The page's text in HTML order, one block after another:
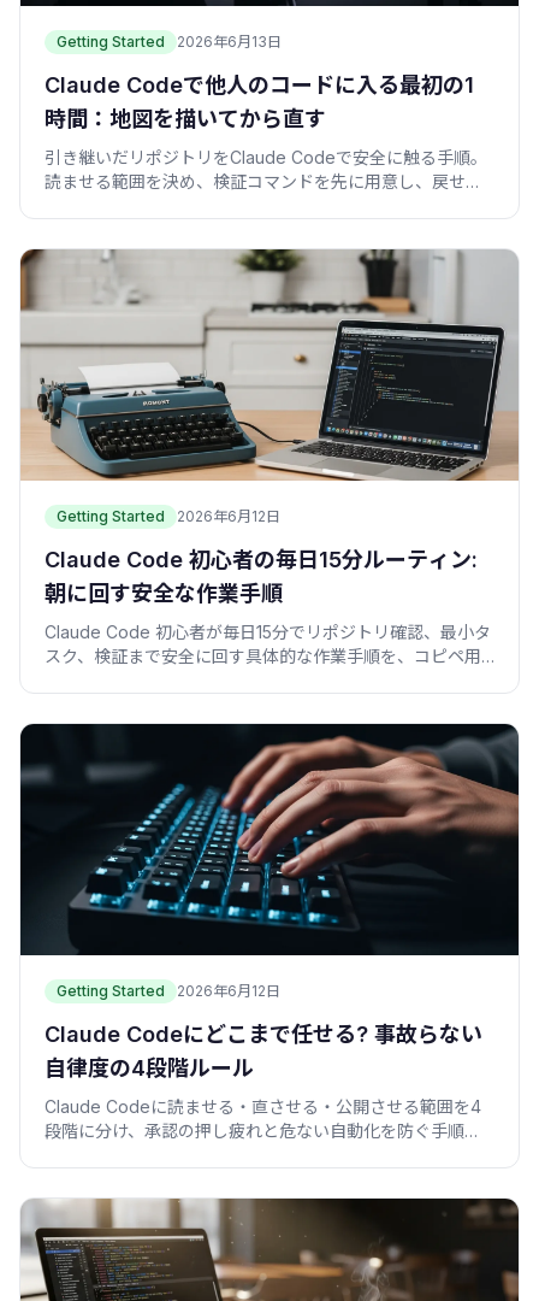
Getting Started 2026年6月13日
Claude Codeで他人のコードに入る最初の1
時間：地図を描いてから直す
引き継いだリポジトリをClaude Codeで安全に触る手順。
読ませる範囲を決め、検証コマンドを先に用意し、戻せる
Getting Started 2026年6月12日
Claude Code 初心者の毎日15分ルーティン:
朝に回す安全な作業手順
Claude Code 初心者が毎日15分でリポジトリ確認、最小タ
スク、検証まで安全に回す具体的な作業手順を、コピペ用
Getting Started 2026年6月12日
Claude Codeにどこまで任せる? 事故らない
自律度の4段階ルール
Claude Codeに読ませる・直させる・公開させる範囲を4
段階に分け、承認の押し疲れと危ない自動化を防ぐ手順